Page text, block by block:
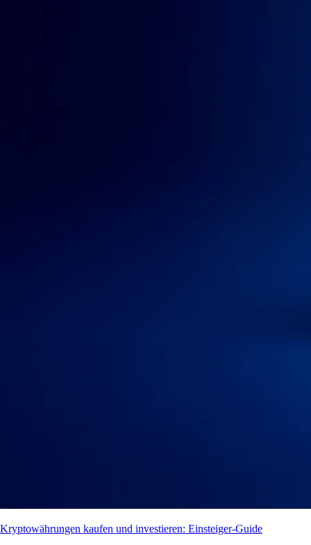
Kryptowährungen kaufen und investieren: Einsteiger-Guide